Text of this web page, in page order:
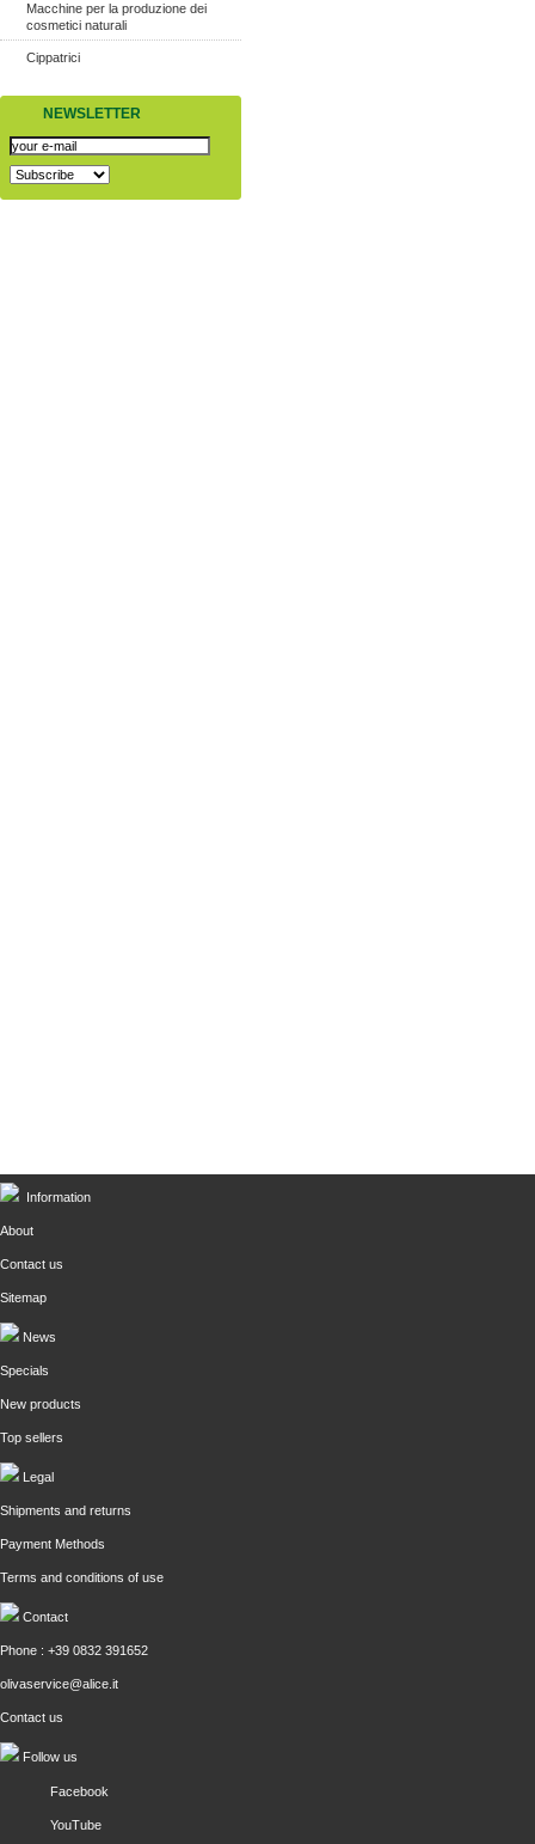
Macchine per la produzione dei
cosmetici naturali
Cippatrici
NEWSLETTER
Information
About
Contact us
Sitemap
News
Specials
New products
Top sellers
Legal
Shipments and returns
Payment Methods
Terms and conditions of use
Contact
Phone : +39 0832 391652
olivaservice@alice.it
Contact us
Follow us
Facebook
YouTube